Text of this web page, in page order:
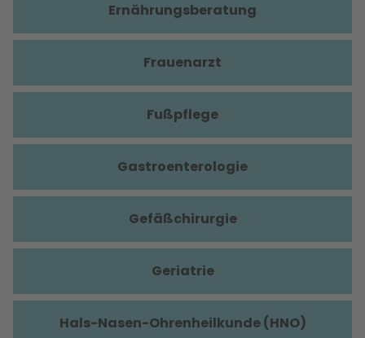
Ernährungsberatung
Frauenarzt
Fußpflege
Gastroenterologie
Gefäßchirurgie
Geriatrie
Hals-Nasen-Ohrenheilkunde (HNO)